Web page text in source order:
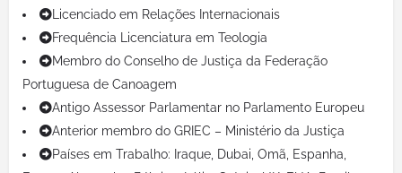
Licenciado em Relações Internacionais
Frequência Licenciatura em Teologia
Membro do Conselho de Justiça da Federação
Portuguesa de Canoagem
Antigo Assessor Parlamentar no Parlamento Europeu
Anterior membro do GRIEC – Ministério da Justiça
Países em Trabalho: Iraque, Dubai, Omã, Espanha,